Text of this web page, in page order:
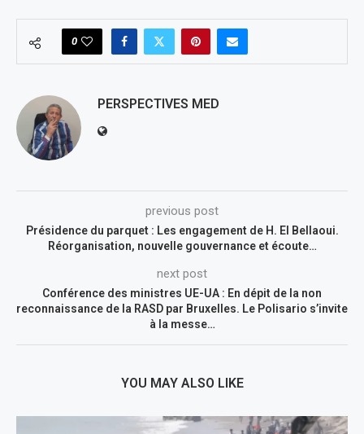
0
PERSPECTIVES MED
previous post
Présidence du parquet : Les engagement de H. El Bellaoui.
Réorganisation, nouvelle gouvernance et écoute…
next post
Conférence des ministres UE-UA : En dépit de la non
reconnaissance de la RASD par Bruxelles. Le Polisario s’invite
à la messe…
YOU MAY ALSO LIKE